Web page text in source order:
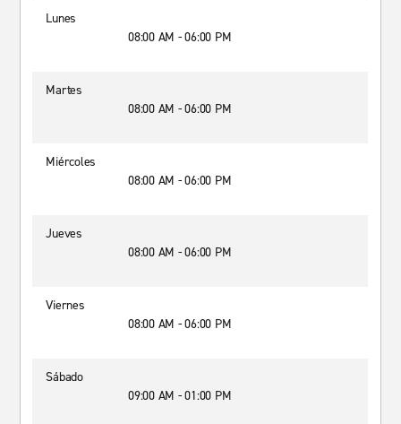
Lunes
08:00 AM - 06:00 PM
Martes
08:00 AM - 06:00 PM
Miércoles
08:00 AM - 06:00 PM
Jueves
08:00 AM - 06:00 PM
Viernes
08:00 AM - 06:00 PM
Sábado
09:00 AM - 01:00 PM